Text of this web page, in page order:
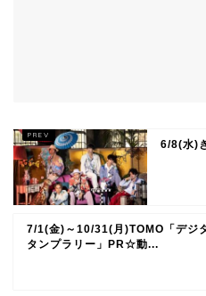
6/8(水)
7/1(金)～10/31(月)TOMO「デジ
タンプラリー」PR☆動...